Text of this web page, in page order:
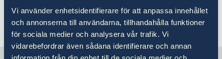
Vi använder enhetsidentifierare för att anpassa innehållet
och annonserna till användarna, tillhandahålla funktioner
för sociala medier och analysera vår trafik. Vi
vidarebefordrar även sådana identifierare och annan
Última actualización 02 dic 2024, 12.39